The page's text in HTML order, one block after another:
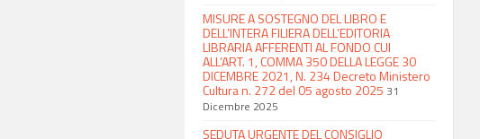
MISURE A SOSTEGNO DEL LIBRO E
DELL’INTERA FILIERA DELL’EDITORIA
LIBRARIA AFFERENTI AL FONDO CUI
ALL’ART. 1, COMMA 350 DELLA LEGGE 30
DICEMBRE 2021, N. 234 Decreto Ministero
Cultura n. 272 del 05 agosto 2025 31
Dicembre 2025
SEDUTA URGENTE DEL CONSIGLIO